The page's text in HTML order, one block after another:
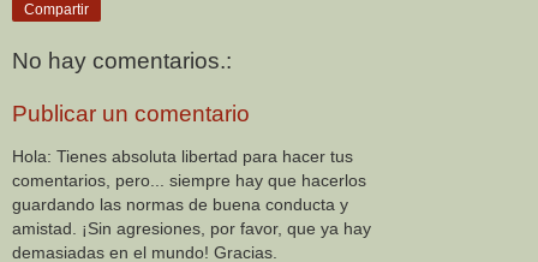
Compartir
No hay comentarios.:
Publicar un comentario
Hola: Tienes absoluta libertad para hacer tus
comentarios, pero... siempre hay que hacerlos
guardando las normas de buena conducta y
amistad. ¡Sin agresiones, por favor, que ya hay
demasiadas en el mundo! Gracias.